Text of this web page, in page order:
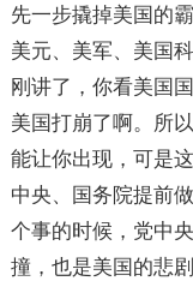
先一步撬掉美国的
美元、美军、美国
刚讲了，你看美国
美国打崩了啊。所
能让你出现，可是
中央、国务院提前
个事的时候，党中
撞，也是美国的悲